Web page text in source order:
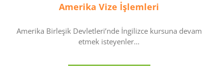
Amerika Vize İşlemleri
Amerika Birleşik Devletleri’nde İngilizce kursuna devam
etmek isteyenler…